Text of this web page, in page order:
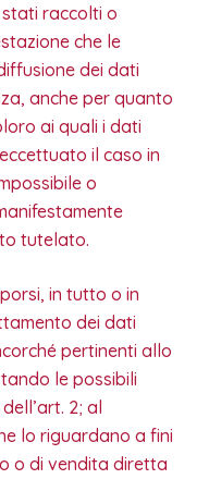
raccolti o
che le
dei dati
anche per quanto
ai quali i dati
il caso in
o
tutelato.
in tutto o in
dei dati
pertinenti allo
le possibili
2; al
lo riguardano a fini
o di vendita diretta